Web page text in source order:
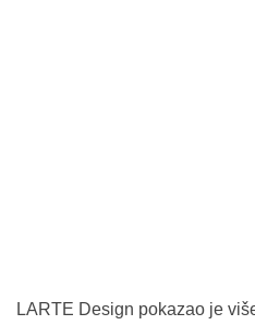
LARTE Design pokazao je